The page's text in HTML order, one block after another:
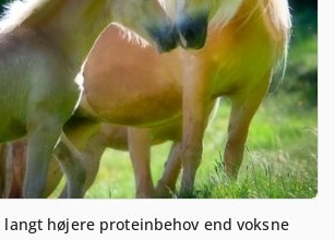
langt højere proteinbehov end voksne